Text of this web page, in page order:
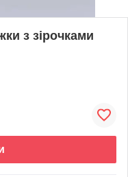
з зірочками